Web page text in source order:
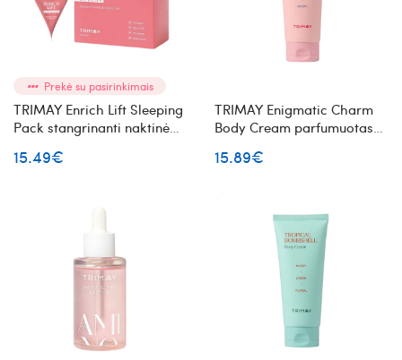
Prekė su pasirinkimais
TRIMAY Enrich Lift Sleeping
Pack stangrinanti naktinė
15.49€
TRIMAY Enigmatic Charm
Body Cream parfumuotas
15.89€